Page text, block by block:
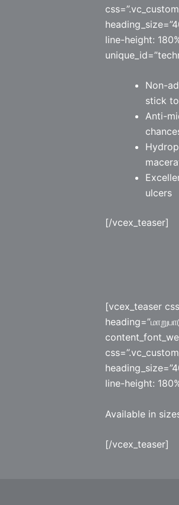
line-height:
Non-
stick
Anti-
ulcers
[/vcex_teaser]
[vcex_teaser
line-height:
Available in
[/vcex_teaser]